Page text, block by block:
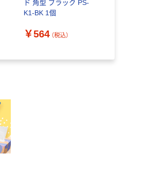
ド 角型 ブラック PS-
K1-BK 1個
￥564 （税込）